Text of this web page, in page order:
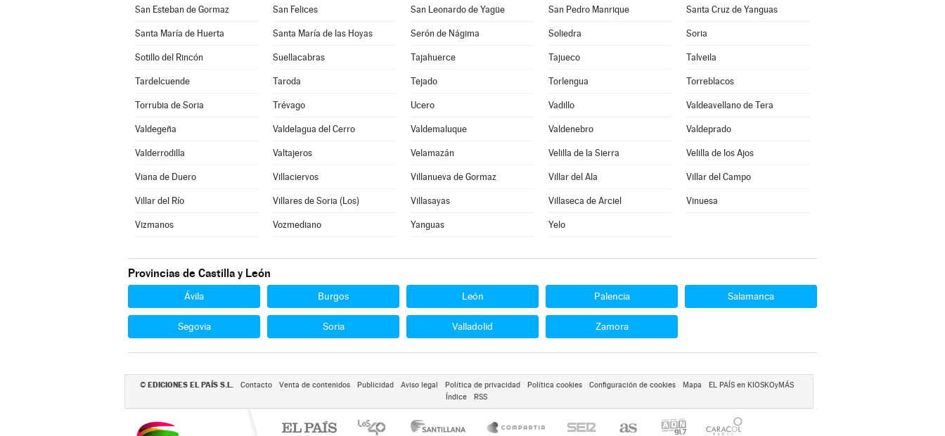
San Esteban de Gormaz San Felices San Leonardo de Yagüe San Pedro Manrique Santa Cruz de Yanguas
Santa María de Huerta Santa María de las Hoyas Serón de Nágima Soliedra Soria
Sotillo del Rincón Suellacabras Tajahuerce Tajueco Talveila
Tardelcuende Taroda Tejado Torlengua Torreblacos
Torrubia de Soria Trévago Ucero Vadillo Valdeavellano de Tera
Valdegeña Valdelagua del Cerro Valdemaluque Valdenebro Valdeprado
Valderrodilla Valtajeros Velamazán Velilla de la Sierra Velilla de los Ajos
Viana de Duero Villaciervos Villanueva de Gormaz Villar del Ala Villar del Campo
Villar del Río Villares de Soria (Los) Villasayas Villaseca de Arciel Vinuesa
Vizmanos Vozmediano Yanguas Yelo
Provincias de Castilla y León
Ávila Burgos León Palencia Salamanca
Segovia Soria Valladolid Zamora
© EDICIONES EL PAÍS S.L. Contacto Venta de contenidos Publicidad Aviso legal Política de privacidad Política cookies Configuración de cookies Mapa
EL PAÍS en KIOSKOyMÁS
Índice
RSS